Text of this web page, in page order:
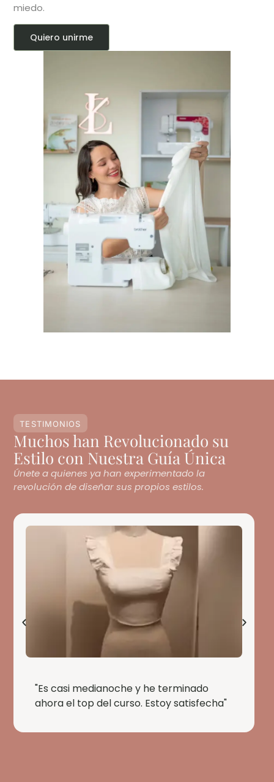
miedo.
Quiero unirme
TESTIMONIOS
Muchos han Revolucionado su
Estilo con Nuestra Guía Única
Únete a quienes ya han experimentado la
revolución de diseñar sus propios estilos.
"Es casi medianoche y he terminado
ahora el top del curso. Estoy satisfecha"